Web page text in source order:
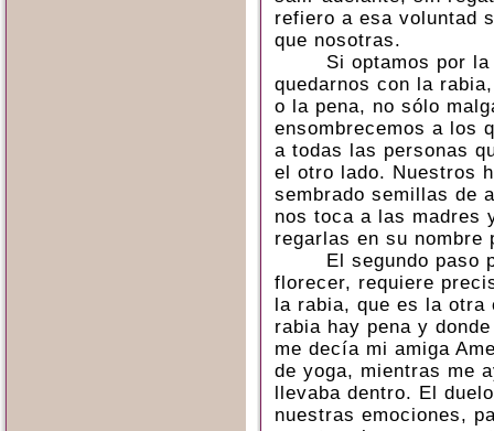
refiero a esa voluntad
que nosotras.
Si optamos por
quedarnos con la
o la pena, no sólo
ensombrecemos a los
a todas las personas
el otro lado. Nuestros
sembrado semillas de
nos toca a las madres
regarlas en su nombre
El segundo paso
florecer, requiere
la rabia, que es la otra
rabia hay pena y
me decía mi amiga
de yoga, mientras me
llevaba dentro. El
nuestras emociones,